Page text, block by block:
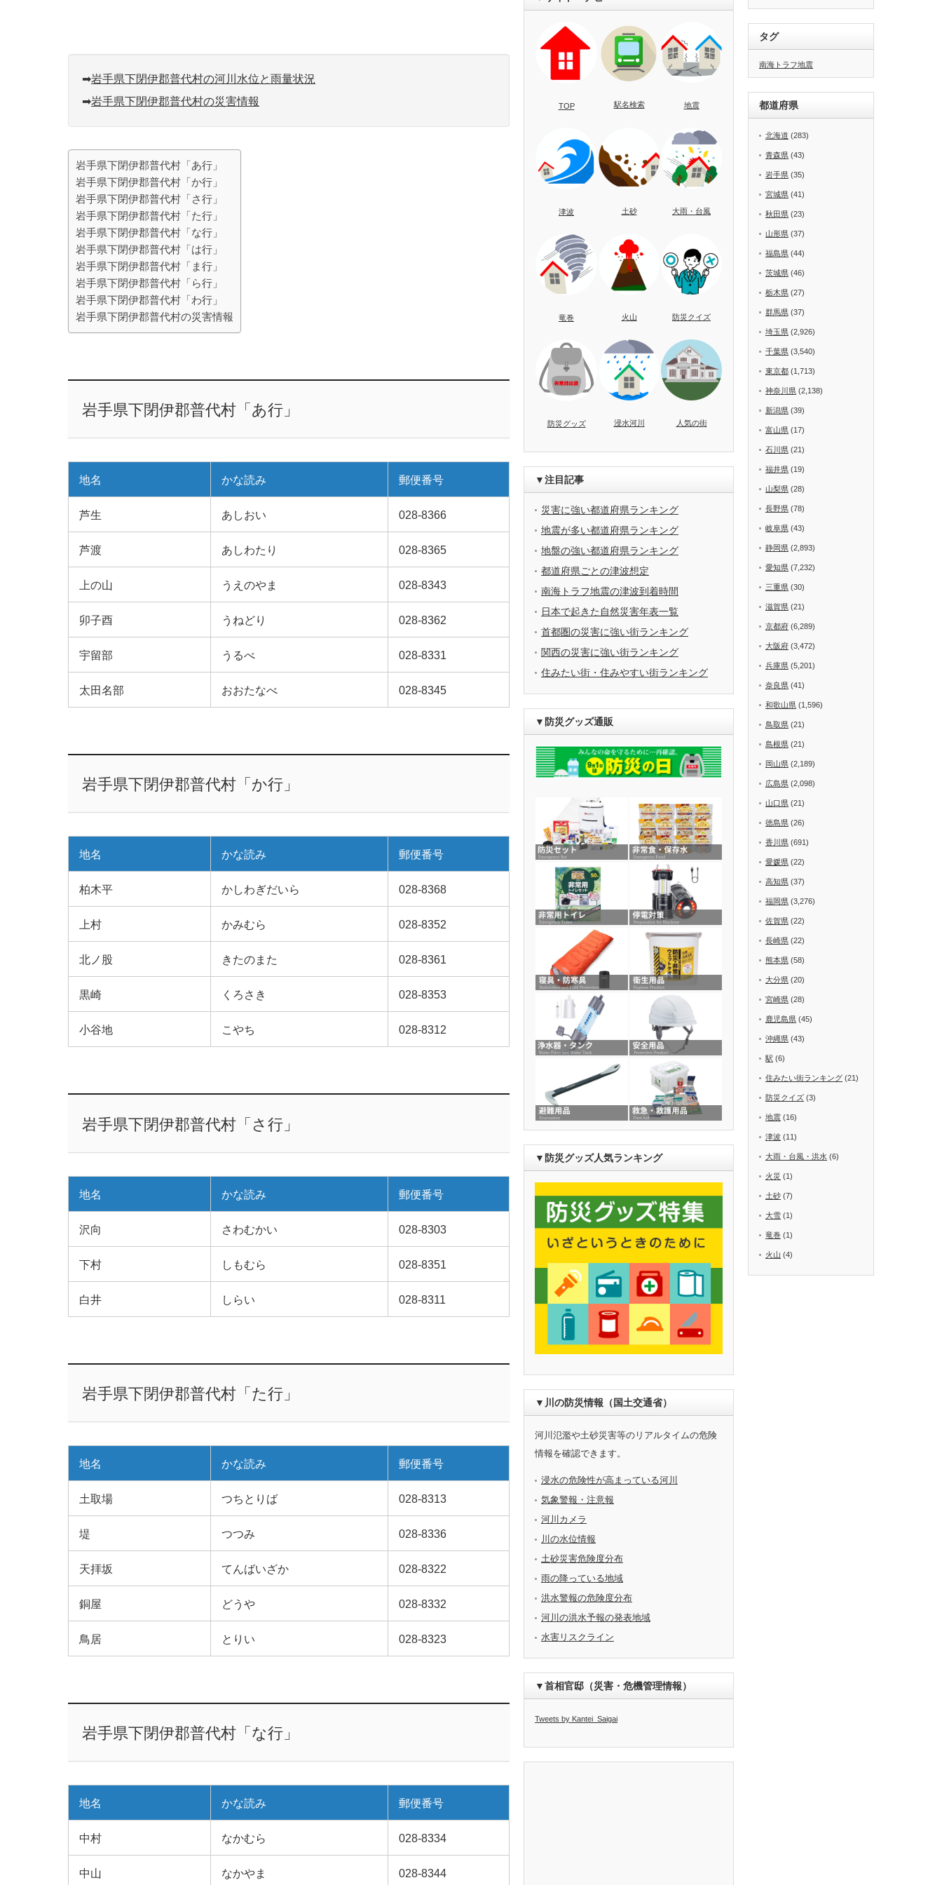
➡︎岩手県下閉伊郡普代村の河川水位と雨量状況
➡︎岩手県下閉伊郡普代村の災害情報
岩手県下閉伊郡普代村「あ行」
岩手県下閉伊郡普代村「か行」
岩手県下閉伊郡普代村「さ行」
岩手県下閉伊郡普代村「た行」
岩手県下閉伊郡普代村「な行」
岩手県下閉伊郡普代村「は行」
岩手県下閉伊郡普代村「ま行」
岩手県下閉伊郡普代村「ら行」
岩手県下閉伊郡普代村「わ行」
岩手県下閉伊郡普代村の災害情報
岩手県下閉伊郡普代村「あ行」
地名 かな読み 郵便番号
芦生 あしおい 028-8366
芦渡 あしわたり 028-8365
上の山 うえのやま 028-8343
卯子酉 うねどり 028-8362
宇留部 うるべ 028-8331
太田名部 おおたなべ 028-8345
岩手県下閉伊郡普代村「か行」
地名 かな読み 郵便番号
柏木平 かしわぎだいら 028-8368
上村 かみむら 028-8352
北ノ股 きたのまた 028-8361
黒崎 くろさき 028-8353
小谷地 こやち 028-8312
岩手県下閉伊郡普代村「さ行」
地名 かな読み 郵便番号
沢向 さわむかい 028-8303
下村 しもむら 028-8351
白井 しらい 028-8311
岩手県下閉伊郡普代村「た行」
地名 かな読み 郵便番号
土取場 つちとりば 028-8313
堤 つつみ 028-8336
天拝坂 てんばいざか 028-8322
銅屋 どうや 028-8332
鳥居 とりい 028-8323
岩手県下閉伊郡普代村「な行」
地名 かな読み 郵便番号
中村 なかむら 028-8334
中山 なかやま 028-8344
TOP 駅名検索 地震
津波 土砂 大雨・台風
竜巻 火山 防災クイズ
防災グッズ 浸水河川 人気の街
▼注目記事
災害に強い都道府県ランキング
地震が多い都道府県ランキング
地盤の強い都道府県ランキング
都道府県ごとの津波想定
南海トラフ地震の津波到着時間
日本で起きた自然災害年表一覧
首都圏の災害に強い街ランキング
関西の災害に強い街ランキング
住みたい街・住みやすい街ランキング
▼防災グッズ通販
▼防災グッズ人気ランキング
▼川の防災情報（国土交通省）
河川氾濫や土砂災害等のリアルタイムの危険
情報を確認できます。
浸水の危険性が高まっている河川
気象警報・注意報
河川カメラ
川の水位情報
土砂災害危険度分布
雨の降っている地域
洪水警報の危険度分布
河川の洪水予報の発表地域
水害リスクライン
▼首相官邸（災害・危機管理情報）
Tweets by Kantei_Saigai
タグ
南海トラフ地震
都道府県
北海道 (283)
青森県 (43)
岩手県 (35)
宮城県 (41)
秋田県 (23)
山形県 (37)
福島県 (44)
茨城県 (46)
栃木県 (27)
群馬県 (37)
埼玉県 (2,926)
千葉県 (3,540)
東京都 (1,713)
神奈川県 (2,138)
新潟県 (39)
富山県 (17)
石川県 (21)
福井県 (19)
山梨県 (28)
長野県 (78)
岐阜県 (43)
静岡県 (2,893)
愛知県 (7,232)
三重県 (30)
滋賀県 (21)
京都府 (6,289)
大阪府 (3,472)
兵庫県 (5,201)
奈良県 (41)
和歌山県 (1,596)
鳥取県 (21)
島根県 (21)
岡山県 (2,189)
広島県 (2,098)
山口県 (21)
徳島県 (26)
香川県 (691)
愛媛県 (22)
高知県 (37)
福岡県 (3,276)
佐賀県 (22)
長崎県 (22)
熊本県 (58)
大分県 (20)
宮崎県 (28)
鹿児島県 (45)
沖縄県 (43)
駅 (6)
住みたい街ランキング (21)
防災クイズ (3)
地震 (16)
津波 (11)
大雨・台風・洪水 (6)
火災 (1)
土砂 (7)
大雪 (1)
竜巻 (1)
火山 (4)